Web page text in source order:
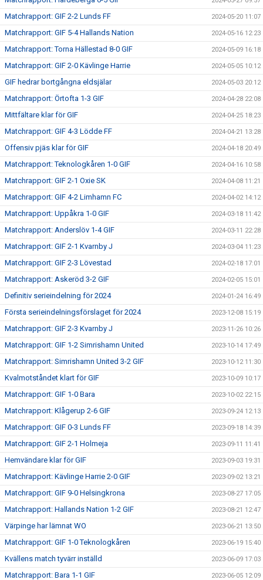
Matchrapport: GIF 2-2 Lunds FF 2024-05-20 11:07
Matchrapport: GIF 5-4 Hallands Nation 2024-05-16 12:23
Matchrapport: Torna Hällestad 8-0 GIF 2024-05-09 16:18
Matchrapport: GIF 2-0 Kävlinge Harrie 2024-05-05 10:12
GIF hedrar bortgångna eldsjälar 2024-05-03 20:12
Matchrapport: Örtofta 1-3 GIF 2024-04-28 22:08
Mittfältare klar för GIF 2024-04-25 18:23
Matchrapport: GIF 4-3 Lödde FF 2024-04-21 13:28
Offensiv pjäs klar för GIF 2024-04-18 20:49
Matchrapport: Teknologkåren 1-0 GIF 2024-04-16 10:58
Matchrapport: GIF 2-1 Oxie SK 2024-04-08 11:21
Matchrapport: GIF 4-2 Limhamn FC 2024-04-02 14:12
Matchrapport: Uppåkra 1-0 GIF 2024-03-18 11:42
Matchrapport: Anderslöv 1-4 GIF 2024-03-11 22:28
Matchrapport: GIF 2-1 Kvarnby J 2024-03-04 11:23
Matchrapport: GIF 2-3 Lövestad 2024-02-18 17:01
Matchrapport: Askeröd 3-2 GIF 2024-02-05 15:01
Definitiv serieindelning för 2024 2024-01-24 16:49
Första serieindelningsförslaget för 2024 2023-12-08 15:19
Matchrapport: GIF 2-3 Kvarnby J 2023-11-26 10:26
Matchrapport: GIF 1-2 Simrishamn United 2023-10-14 17:49
Matchrapport: Simrishamn United 3-2 GIF 2023-10-12 11:30
Kvalmotståndet klart för GIF 2023-10-09 10:17
Matchrapport: GIF 1-0 Bara 2023-10-02 22:15
Matchrapport: Klågerup 2-6 GIF 2023-09-24 12:13
Matchrapport: GIF 0-3 Lunds FF 2023-09-18 14:39
Matchrapport: GIF 2-1 Holmeja 2023-09-11 11:41
Hemvändare klar för GIF 2023-09-03 19:31
Matchrapport: Kävlinge Harrie 2-0 GIF 2023-09-02 13:21
Matchrapport: GIF 9-0 Helsingkrona 2023-08-27 17:05
Matchrapport: Hallands Nation 1-2 GIF 2023-08-21 12:47
Värpinge har lämnat WO 2023-06-21 13:50
Matchrapport: GIF 1-0 Teknologkåren 2023-06-19 15:40
Kvällens match tyvärr inställd 2023-06-09 17:03
Matchrapport: Bara 1-1 GIF 2023-06-05 12:09